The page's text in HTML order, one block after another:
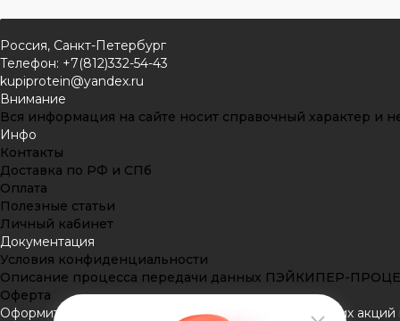
Россия, Санкт-Петербург
Телефон: +7(812)332-54-43
kupiprotein@yandex.ru
Внимание
Вся информация на сайте носит справочный характер и
Инфо
Контакты
Доставка по РФ и СПб
Оплата
Полезные статьи
Личный кабинет
Документация
Условия конфиденциальности
Описание процесса передачи данных ПЭЙКИПЕР-
Оферта
Оформить подписку
Подпишитесь на рассылку наших